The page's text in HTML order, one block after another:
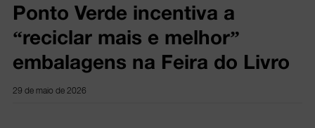
Ponto Verde incentiva a
“reciclar mais e melhor”
embalagens na Feira do Livro
29 de maio de 2026